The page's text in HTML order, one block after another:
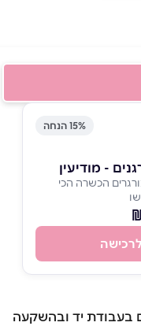
15% הנחה
- מודיעין
הכשרה הכי
לרכישה
בעבודת יד ובהשקעה